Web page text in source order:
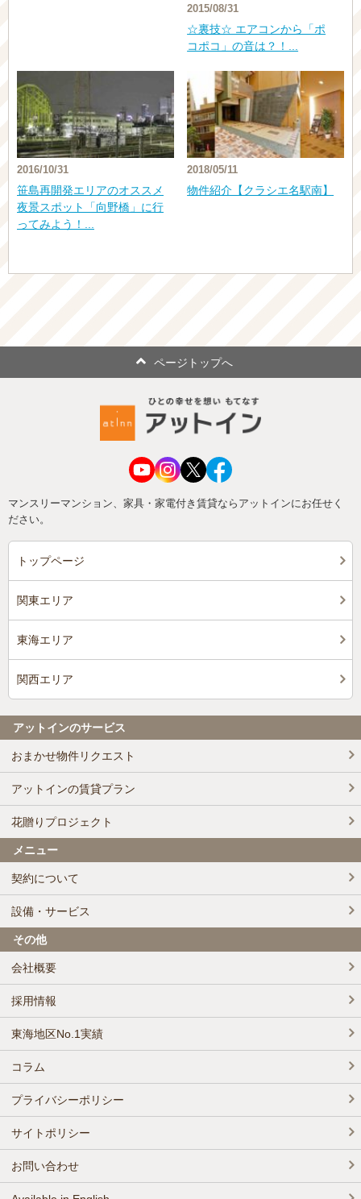
2015/08/31
☆裏技☆ エアコンから「ポ
コポコ」の音は？！...
2016/10/31
笹島再開発エリアのオススメ
夜景スポット「向野橋」に行
ってみよう！...
2018/05/11
物件紹介【クラシエ名駅南】
ページトップへ
マンスリーマンション、家具・家電付き賃貸ならアットインにお任せく
ださい。
トップページ
関東エリア
東海エリア
関西エリア
アットインのサービス
おまかせ物件リクエスト
アットインの賃貸プラン
花贈りプロジェクト
メニュー
契約について
設備・サービス
その他
会社概要
採用情報
東海地区No.1実績
コラム
プライバシーポリシー
サイトポリシー
お問い合わせ